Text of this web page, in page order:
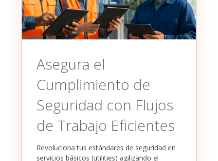
Asegura el
Cumplimiento de
Seguridad con Flujos
de Trabajo Eficientes
Revoluciona tus estándares de seguridad en
servicios básicos (utilities) agilizando el